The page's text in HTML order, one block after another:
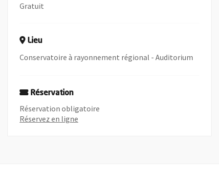
Gratuit
Lieu
Conservatoire à rayonnement régional - Auditorium
Réservation
Réservation obligatoire
Réservez en ligne